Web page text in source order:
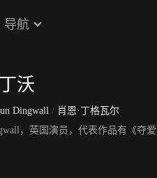
导航
沃
Dingwall / 肖恩·丁格瓦尔
，英国演员，代表作品有《夺